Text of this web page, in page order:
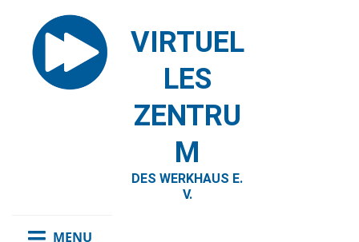
VIRTUEL
LES
ZENTRU
M
DES WERKHAUS E.
V.
MENU